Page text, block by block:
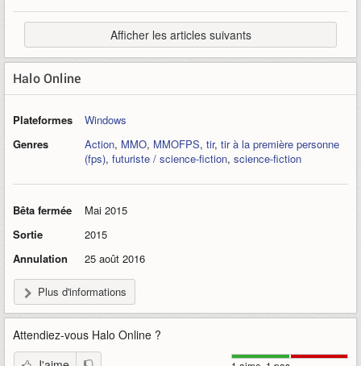
Afficher les articles suivants
Halo Online
Plateformes
Windows
Genres
Action, MMO, MMOFPS, tir, tir à la première personne
(fps), futuriste / science-fiction, science-fiction
Bêta fermée
Mai 2015
Sortie
2015
Annulation
25 août 2016
Plus d'informations
Attendiez-vous Halo Online ?